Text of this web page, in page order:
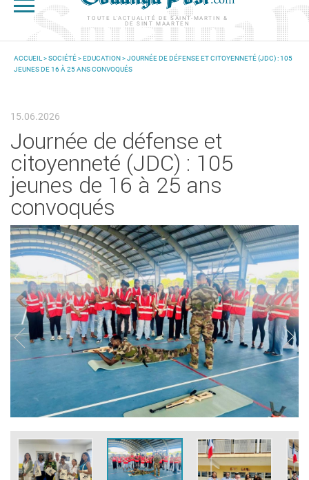
TOUTE L'ACTUALITÉ DE SAINT-MARTIN &
DE SINT MAARTEN
VOUS ÊTES ICI
ACCUEIL >SOCIÉTÉ>EDUCATION> JOURNÉE DE DÉFENSE ET CITOYENNETÉ (JDC) : 105
JEUNES DE 16 À 25 ANS CONVOQUÉS
15.06.2026
Journée de défense et
citoyenneté (JDC) : 105
jeunes de 16 à 25 ans
convoqués